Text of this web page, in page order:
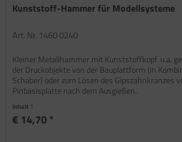
Kunststoff-Hammer für Modellsysteme
Art. Nr. 1460 0240
Kleiner Metallhammer mit Kunststoffkopf. u.a.
der Druckobjekte von der Bauplattform (in
Schaber) oder zum Lösen des Gipszahnkranzes
Pinbasisplatte nach dem Ausgießen.
Inhalt 1
€ 14,70 *